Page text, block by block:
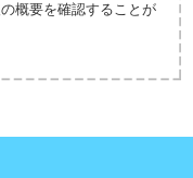
概要を確認することが